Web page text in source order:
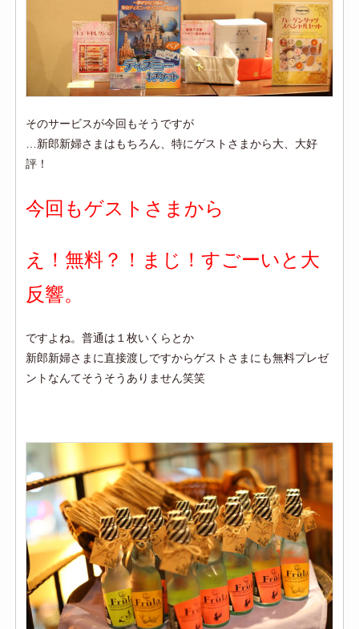
そのサービスが今回もそうですが
…新郎新婦さまはもちろん、特にゲストさまから大、大好
評！
今回もゲストさまから
え！無料？！まじ！すごーいと 大
反響。
ですよね。普通は１枚いくらとか
新郎新婦さまに直接渡しですからゲストさまにも無料プレゼ
ントなんてそうそうありません笑笑